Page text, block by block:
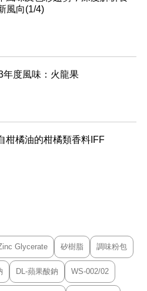
風向(1/4)
年度風味：火龍果
柑橘油的柑橘類香料IFF
Glycerate 矽樹脂 調味粉包
DL-蘋果酸鈉 WS-002/02